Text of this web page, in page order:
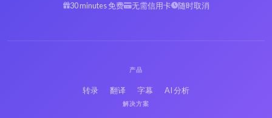
30 minutes 免费 无需信用卡 随时取消
产品
转录 翻译 字幕 AI 分析
解决方案